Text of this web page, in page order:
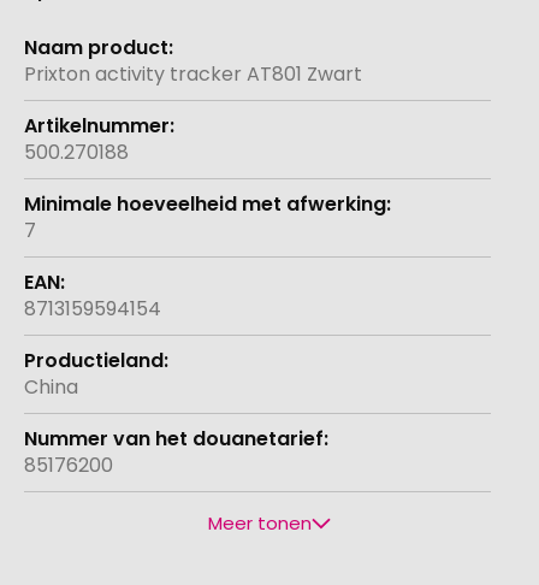
Meer
informatie
Prixton activity tracker AT801 Zwart
500.270188
7
8713159594154
China
85176200
Meer tonen